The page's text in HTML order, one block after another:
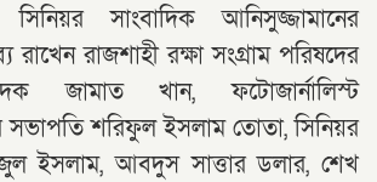
সাংবাদিক আনিসুজ্জামানের
রাখেন রাজশাহী রক্ষা সংগ্রাম পরিষদের
জামাত খান, ফটোজার্নালিস্ট
সভাপতি শরিফুল ইসলাম তোতা, সিনিয়র
ইসলাম, আবদুস সাত্তার ডলার, শেখ